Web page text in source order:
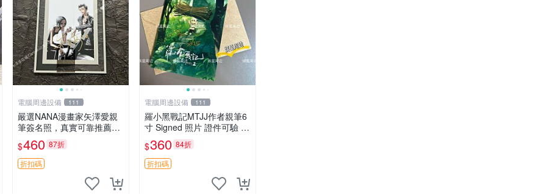
電腦周邊設備 111
嚴選NANA漫畫家矢澤愛親
筆簽名照，真實可靠推薦收
藏 簽名活動現場親筆親簽
矢澤愛限量作品 信賴保證
收藏佳品
$460 87折
折扣碼
電腦周邊設備 111
羅小黑戰記MTJJ作者親筆6
寸 Signed 照片 證件可驗 媒
體友人提供 羅小黑戰記 MT
JJ 署名 照片 宣傳活動 直營
店
$360 84折
折扣碼